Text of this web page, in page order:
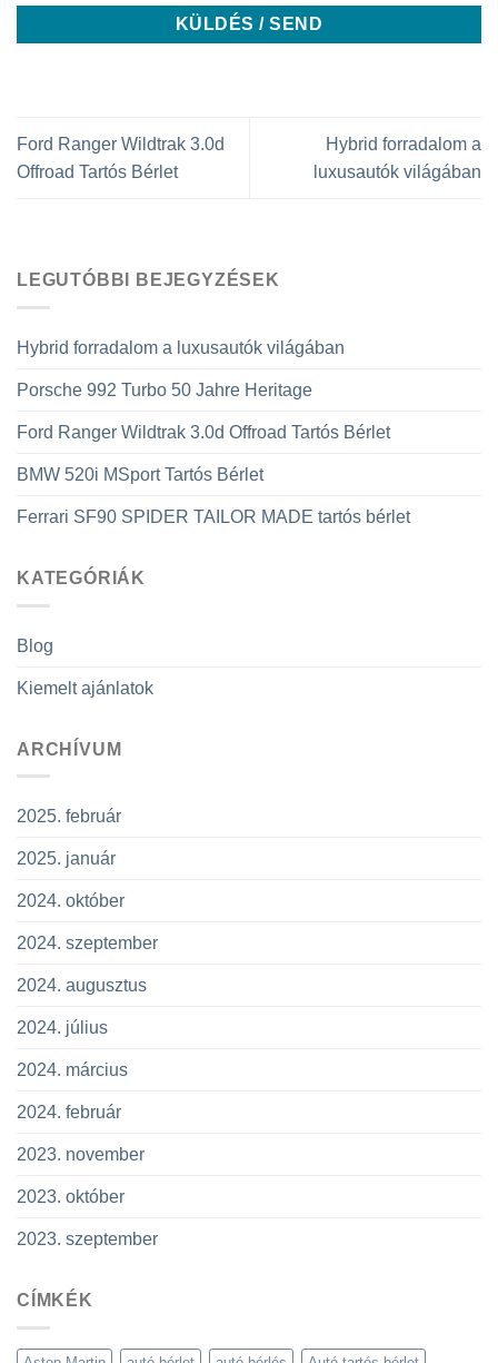
Ford Ranger Wildtrak 3.0d
Offroad Tartós Bérlet
Hybrid forradalom a
luxusautók világában
LEGUTÓBBI BEJEGYZÉSEK
Hybrid forradalom a luxusautók világában
Porsche 992 Turbo 50 Jahre Heritage
Ford Ranger Wildtrak 3.0d Offroad Tartós Bérlet
BMW 520i MSport Tartós Bérlet
Ferrari SF90 SPIDER TAILOR MADE tartós bérlet
KATEGÓRIÁK
Blog
Kiemelt ajánlatok
ARCHÍVUM
2025. február
2025. január
2024. október
2024. szeptember
2024. augusztus
2024. július
2024. március
2024. február
2023. november
2023. október
2023. szeptember
CÍMKÉK